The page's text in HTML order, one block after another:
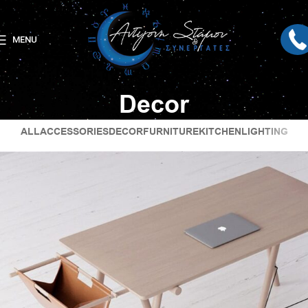
MENU
Decor
ALLACCESSORIESDECORFURNITUREKITCHENLIGHTING